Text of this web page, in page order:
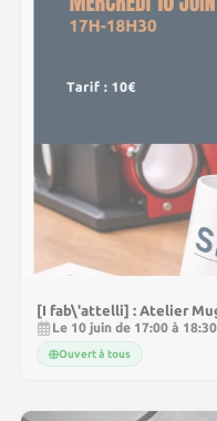
[I fab\'attelli] : Atelier
Le 10 juin de 17:00 à 18:30
Ouvert à tous